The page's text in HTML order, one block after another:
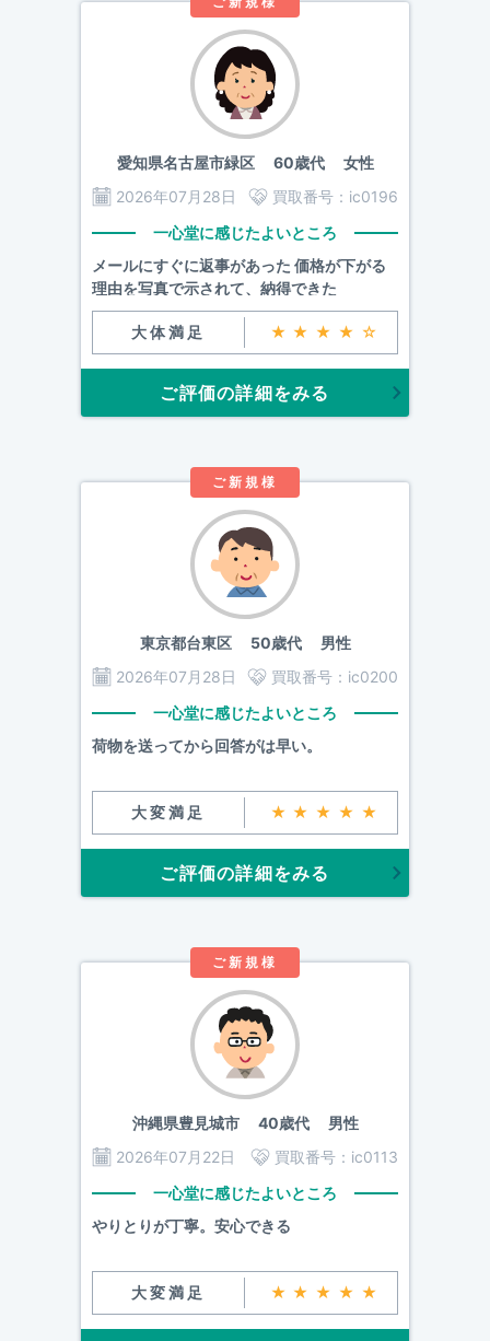
愛知県名古屋市緑区60歳代 女性
2026年07月28日
買取番号： ic0196
一心堂に感じたよいところ
メールにすぐに返事があった 価格が下がる
理由を写真で示されて、納得できた
大体満足 ★★★★☆
ご評価の詳細をみる
ご新規様
東京都台東区50歳代 男性
2026年07月28日
買取番号： ic0200
一心堂に感じたよいところ
荷物を送ってから回答がは早い。
大変満足 ★★★★★
ご評価の詳細をみる
ご新規様
沖縄県豊見城市40歳代 男性
2026年07月22日
買取番号： ic0113
一心堂に感じたよいところ
やりとりが丁寧。安心できる
大変満足 ★★★★★